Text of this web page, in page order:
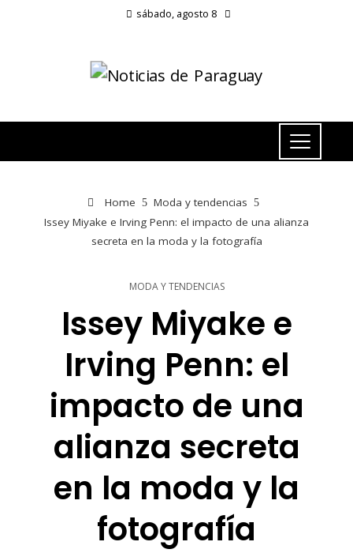
sábado, agosto 8
Home
Moda y tendencias
Issey Miyake e Irving Penn: el impacto de una alianza
secreta en la moda y la fotografía
MODA Y TENDENCIAS
Issey Miyake e
Irving Penn: el
impacto de una
alianza secreta
en la moda y la
fotografía